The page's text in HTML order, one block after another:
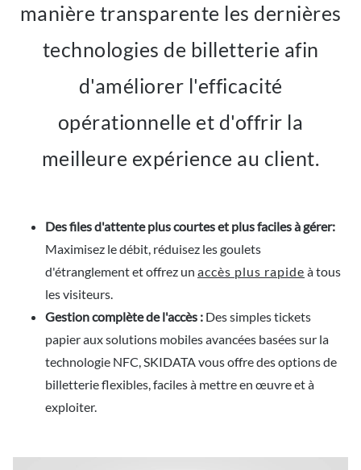
manière transparente les dernières
technologies de billetterie afin
d'améliorer l'efficacité
opérationnelle et d'offrir la
meilleure expérience au client.
Des files d'attente plus courtes et plus faciles à gérer:
Maximisez le débit, réduisez les goulets
d'étranglement et offrez un accès plus rapide à tous
les visiteurs.
Gestion complète de l'accès : Des simples tickets
papier aux solutions mobiles avancées basées sur la
technologie NFC, SKIDATA vous offre des options de
billetterie flexibles, faciles à mettre en œuvre et à
exploiter.